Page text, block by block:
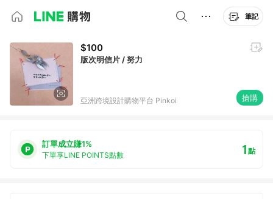
筆記
$100
版次明信片 / 努力
亞洲跨境設計購物平台 Pinkoi 搶購
訂單成立賺1%
下單享LINE POINTS點數 1點